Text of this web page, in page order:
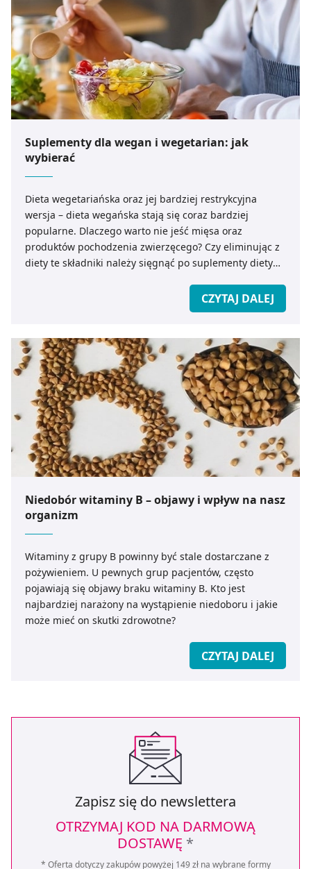
Suplementy dla wegan i wegetarian: jak
wybierać
Dieta wegetariańska oraz jej bardziej restrykcyjna
wersja – dieta wegańska stają się coraz bardziej
popularne. Dlaczego warto nie jeść mięsa oraz
produktów pochodzenia zwierzęcego? Czy eliminując z
diety te składniki należy sięgnąć po suplementy diety
CZYTAJ DALEJ
Niedobór witaminy B – objawy i wpływ na nasz
organizm
Witaminy z grupy B powinny być stale dostarczane z
pożywieniem. U pewnych grup pacjentów, często
pojawiają się objawy braku witaminy B. Kto jest
najbardziej narażony na wystąpienie niedoboru i jakie
może mieć on skutki zdrowotne?
CZYTAJ DALEJ
Zapisz się do newslettera
OTRZYMAJ KOD NA DARMOWĄ
DOSTAWĘ *
* Oferta dotyczy zakupów powyżej 149 zł na wybrane formy